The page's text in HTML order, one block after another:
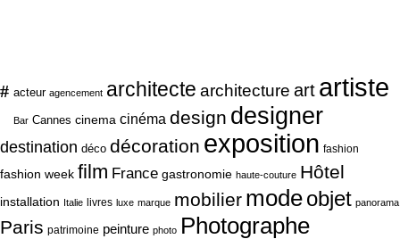
# acteur agencement architecte architecture art artiste
Bar Cannes cinema cinéma design designer
destination déco décoration exposition fashion
fashion week film France gastronomie haute-couture Hôtel
installation Italie livres luxe marque mobilier modeobjet panorama
Paris patrimoine peinture photo Photographe